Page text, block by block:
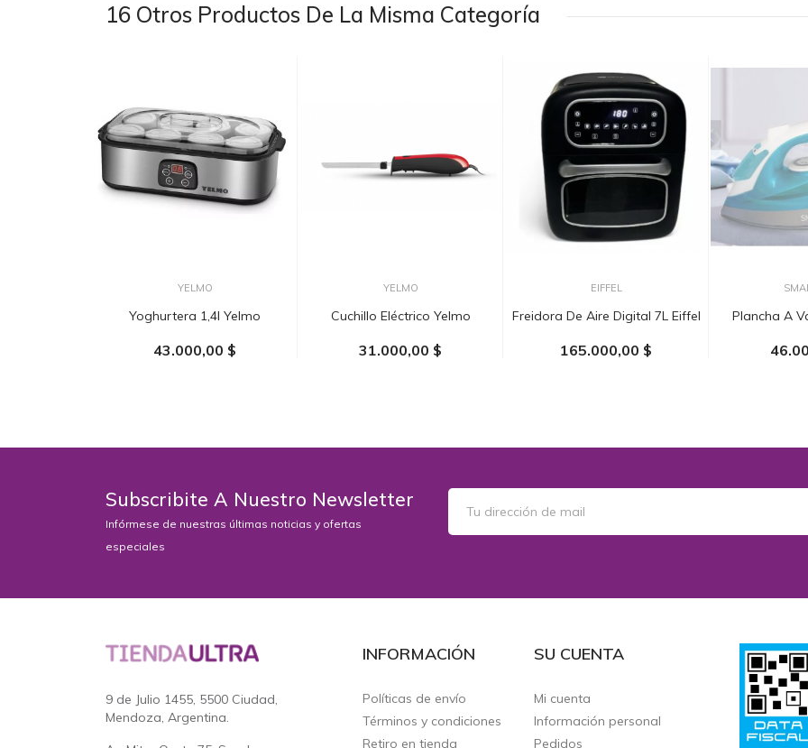
16 Otros Productos De La Misma Categoría
YELMO
Yoghurtera 1,4l Yelmo
43.000,00 $
YELMO
Cuchillo Eléctrico Yelmo
31.000,00 $
EIFFEL
Freidora De Aire Digital 7L Eiffel
165.000,00 $
Plancha A
Subscribite A Nuestro Newsletter
Infórmese de nuestras últimas noticias y ofertas
especiales
9 de Julio 1455, 5500 Ciudad,
Mendoza, Argentina.
INFORMACIÓN
Políticas de envío
Términos y condiciones
Retiro en tienda
SU CUENTA
Mi cuenta
Información personal
Pedidos